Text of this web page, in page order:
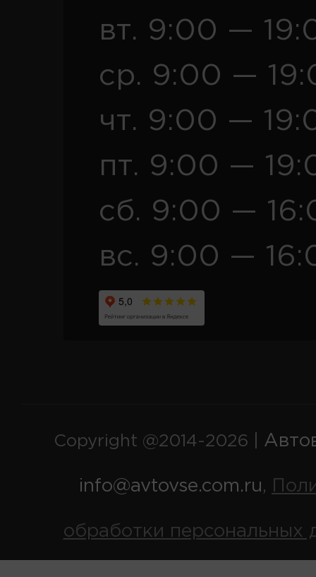
вт. 9:00 —
ср. 9:00 —
чт. 9:00 —
пт. 9:00 —
сб. 9:00 —
вс. 9:00 —
Copyright @2014-2026 |
info@avtovse.com.ru,
обработки персональных